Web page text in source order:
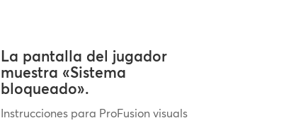
La pantalla del jugador
muestra «Sistema
bloqueado».
Instrucciones para ProFusion visuals